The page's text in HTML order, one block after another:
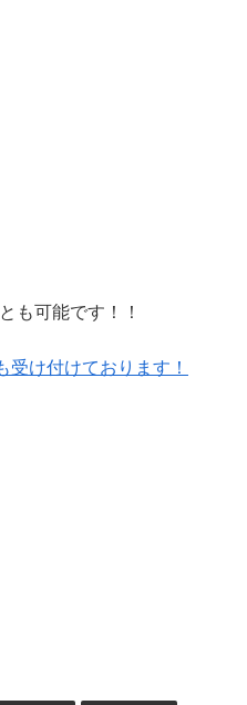
も可能です！！
受け付けております！